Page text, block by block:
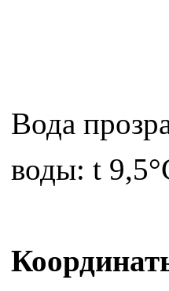
Вода
воды: t